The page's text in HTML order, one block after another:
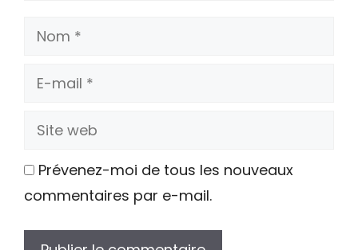
Nom
E-
Site
Prévenez-moi de tous les nouveaux
commentaires par e-mail.